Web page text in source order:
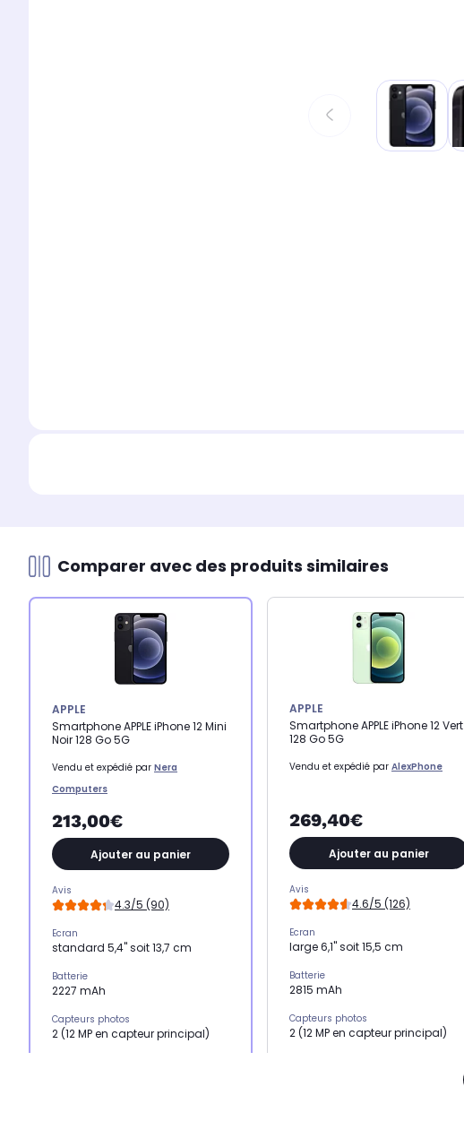
Comparer avec des produits similaires
APPLE
Smartphone APPLE iPhone 12 Mini
Noir 128 Go 5G
Vendu et expédié par Nera
Computers
213,00€
Ajouter au panier
Avis
4.3/5 (90)
Ecran
standard 5,4" soit 13,7 cm
Batterie
2227 mAh
Capteurs photos
2 (12 MP en capteur principal)
APPLE
Smartphone APPLE iPhone 12 Vert
128 Go 5G
Vendu et expédié par AlexPhone
269,40€
Ajouter au panier
Avis
4.6/5 (126)
Ecran
large 6,1" soit 15,5 cm
Batterie
2815 mAh
Capteurs photos
2 (12 MP en capteur principal)